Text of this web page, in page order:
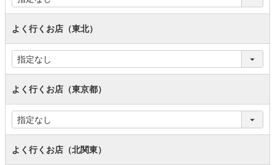
よく行くお店（東北）
よく行くお店（東京都）
よく行くお店（北関東）